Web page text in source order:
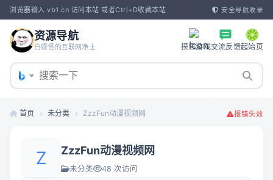
浏览器输入 vb1.cn 访问本站 或者Ctrl+D收藏本站 安全导航收录
资源导航
白嫖怪的互联网净土 摸鱼游戏交流反馈起始页
首页 未分类 ZzzFun动漫视频网 报错失效
Z ZzzFun动漫视频网
未分类 48 次访问